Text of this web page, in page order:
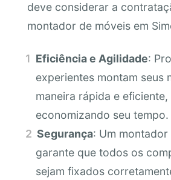
deve considerar a
montador de móveis em
Eficiência e Agilidade:
experientes montam seus
maneira rápida e eficiente,
economizando seu tempo.
Segurança: Um
garante que todos os
sejam fixados